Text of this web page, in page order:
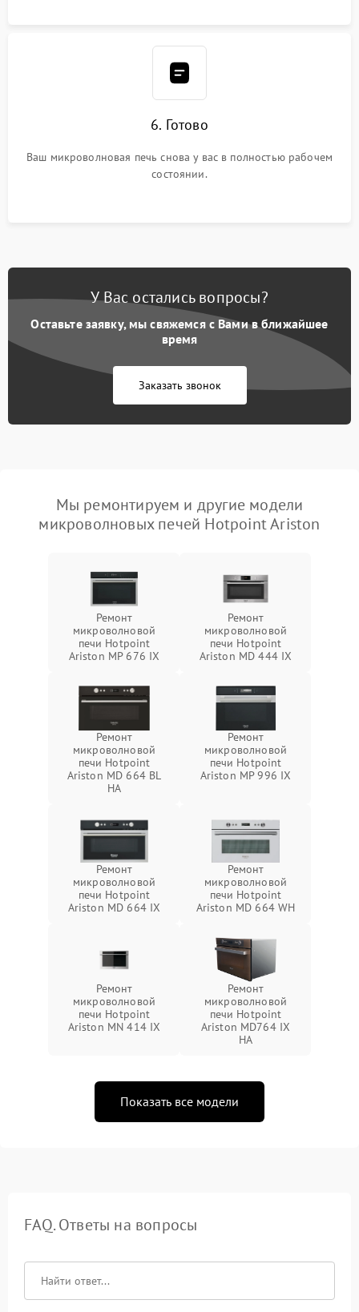
6. Готово
Ваш микроволновая печь снова у вас в полностью рабочем
состоянии.
У Вас остались вопросы?
Оставьте заявку, мы свяжемся с Вами в ближайшее
время
Заказать звонок
Мы ремонтируем и другие модели
микроволновых печей Hotpoint Ariston
Ремонт
микроволновой
печи Hotpoint
Ariston MP 676 IX
Ремонт
микроволновой
печи Hotpoint
Ariston MD 444 IX
Ремонт
микроволновой
печи Hotpoint
Ariston MD 664 BL
HA
Ремонт
микроволновой
печи Hotpoint
Ariston MP 996 IX
Ремонт
микроволновой
печи Hotpoint
Ariston MD 664 IX
Ремонт
микроволновой
печи Hotpoint
Ariston MD 664 WH
Ремонт
микроволновой
печи Hotpoint
Ariston MN 414 IX
Ремонт
микроволновой
печи Hotpoint
Ariston MD764 IX
HA
Показать все модели
FAQ. Ответы на вопросы